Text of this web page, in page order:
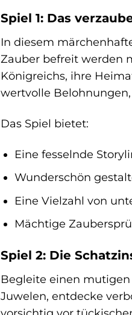
Spiel 1: Das
In diesem
Zauber befreit werden
Königreichs, ihre
wertvolle
Das Spiel bietet:
Eine fesselnde
Wunderschön
Eine Vielzahl von
Mächtige
Spiel 2: Die
Begleite einen
Juwelen, entdecke